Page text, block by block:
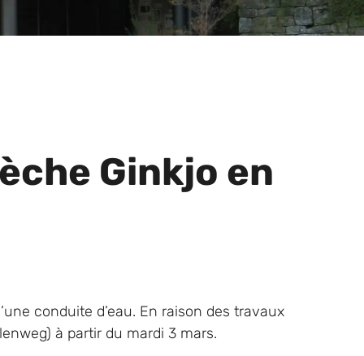
Ginkjo en
conduite d’eau. En raison des travaux
à partir du mardi 3 mars.